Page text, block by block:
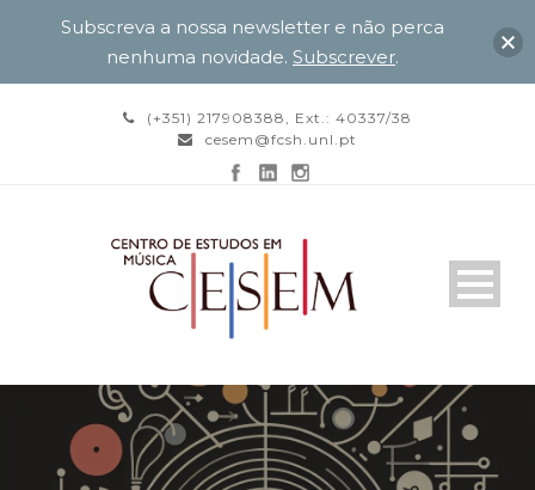
(+351) 217908388, Ext.: 40337/38
cesem@fcsh.unl.pt
Subscreva a nossa newsletter e não perca
nenhuma novidade. Subscrever.